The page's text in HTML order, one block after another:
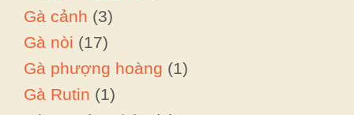
Gà cảnh (3)
Gà nòi (17)
Gà phượng hoàng (1)
Gà Rutin (1)